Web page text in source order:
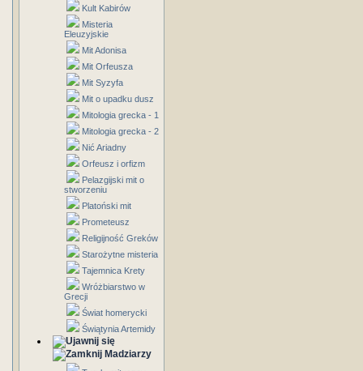
Kult Kabirów
Misteria
Eleuzyjskie
Mit Adonisa
Mit Orfeusza
Mit Syzyfa
Mit o upadku dusz
Mitologia grecka - 1
Mitologia grecka - 2
Nić Ariadny
Orfeusz i orfizm
Pelazgijski mit o
stworzeniu
Platoński mit
Prometeusz
Religijność Greków
Starożytne misteria
Tajemnica Krety
Wróżbiarstwo w
Grecji
Świat homerycki
Świątynia Artemidy
Madziarzy